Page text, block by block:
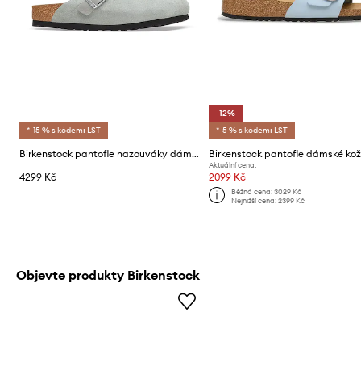
*-15 % s kódem: LST
Birkenstock pantofle nazouváky dámské semišové Boston Braided Suede Leather
4299 Kč
-12%
*-5 % s kódem: LST
Aktuální cena:
2099 Kč
Běžná cena: 3029 Kč
Nejnižší cena: 2399 Kč
Objevte produkty Birkenstock